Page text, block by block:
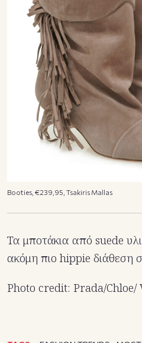
Booties, €239,95, Tsakiris Mallas
Τα μποτάκια από suede
ακόμη πιο hippie διάθεση
Photo credit: Prada/Chloe/